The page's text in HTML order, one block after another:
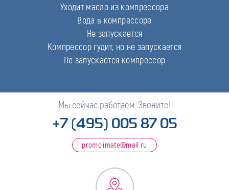
Уходит масло из компрессора
Вода в компрессоре
Не запускается
Компрессор гудит, но не запускается
Не запускается компрессор
Мы сейчас работаем. Звоните!
+7 (495) 005 87 05
promclimate@mail.ru